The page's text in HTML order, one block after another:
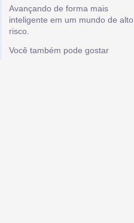
Avançando de forma mais
inteligente em um mundo de alto
risco.
Você também pode gostar